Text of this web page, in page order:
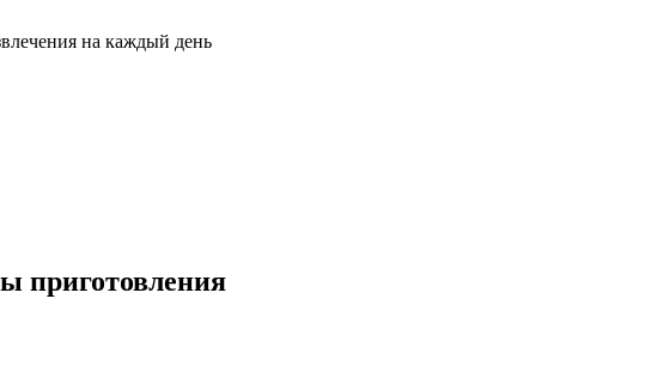
на каждый день
приготовления